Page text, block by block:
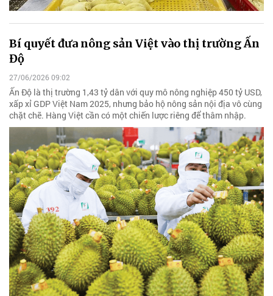
Bí quyết đưa nông sản Việt vào thị trường Ấn
Độ
27/06/2026 09:02
Ấn Độ là thị trường 1,43 tỷ dân với quy mô nông nghiệp 450 tỷ USD,
xấp xỉ GDP Việt Nam 2025, nhưng bảo hộ nông sản nội địa vô cùng
chặt chẽ. Hàng Việt cần có một chiến lược riêng để thâm nhập.